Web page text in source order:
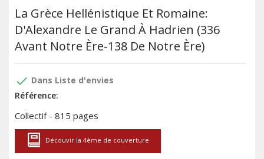
La Grèce Hellénistique Et Romaine:
D'Alexandre Le Grand À Hadrien (336
Avant Notre Ère-138 De Notre Ère)
done Dans Liste d'envies
Référence:
Collectif - 815 pages
Découvir la 4ème de couverture